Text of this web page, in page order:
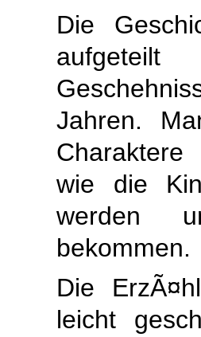
Die
Jahren.
Charaktere
wie die
werden
bekommen.
Die
leicht